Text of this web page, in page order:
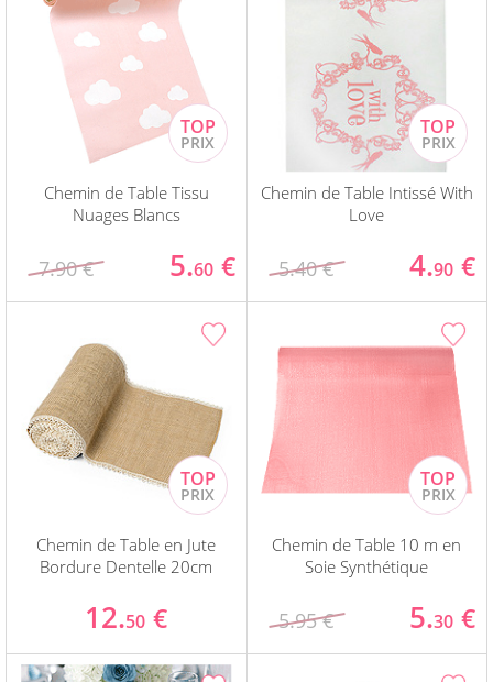
Chemin de Table Tissu
Nuages Blancs
7.90 € 5.60 €
Chemin de Table Intissé With
Love
5.40 € 4.90 €
Chemin de Table en Jute
Bordure Dentelle 20cm
12.50 €
Chemin de Table 10 m en
Soie Synthétique
5.95 € 5.30 €